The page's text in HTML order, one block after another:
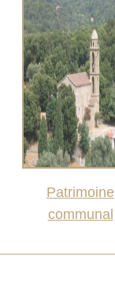
Patrimoine
communal